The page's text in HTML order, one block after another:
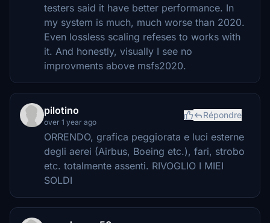
testers said it have better performance. In
my system is much, much worse than 2020.
Even lossless scaling refeses to works with
it. And honestly, visually I see no
improvments above msfs2020.
pilotino
over 1 year ago
Répondre
ORRENDO, grafica peggiorata e luci esterne
degli aerei (Airbus, Boeing etc.), fari, strobo
etc. totalmente assenti. RIVOGLIO I MIEI
SOLDI